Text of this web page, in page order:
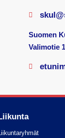
Suomen
Valimotie